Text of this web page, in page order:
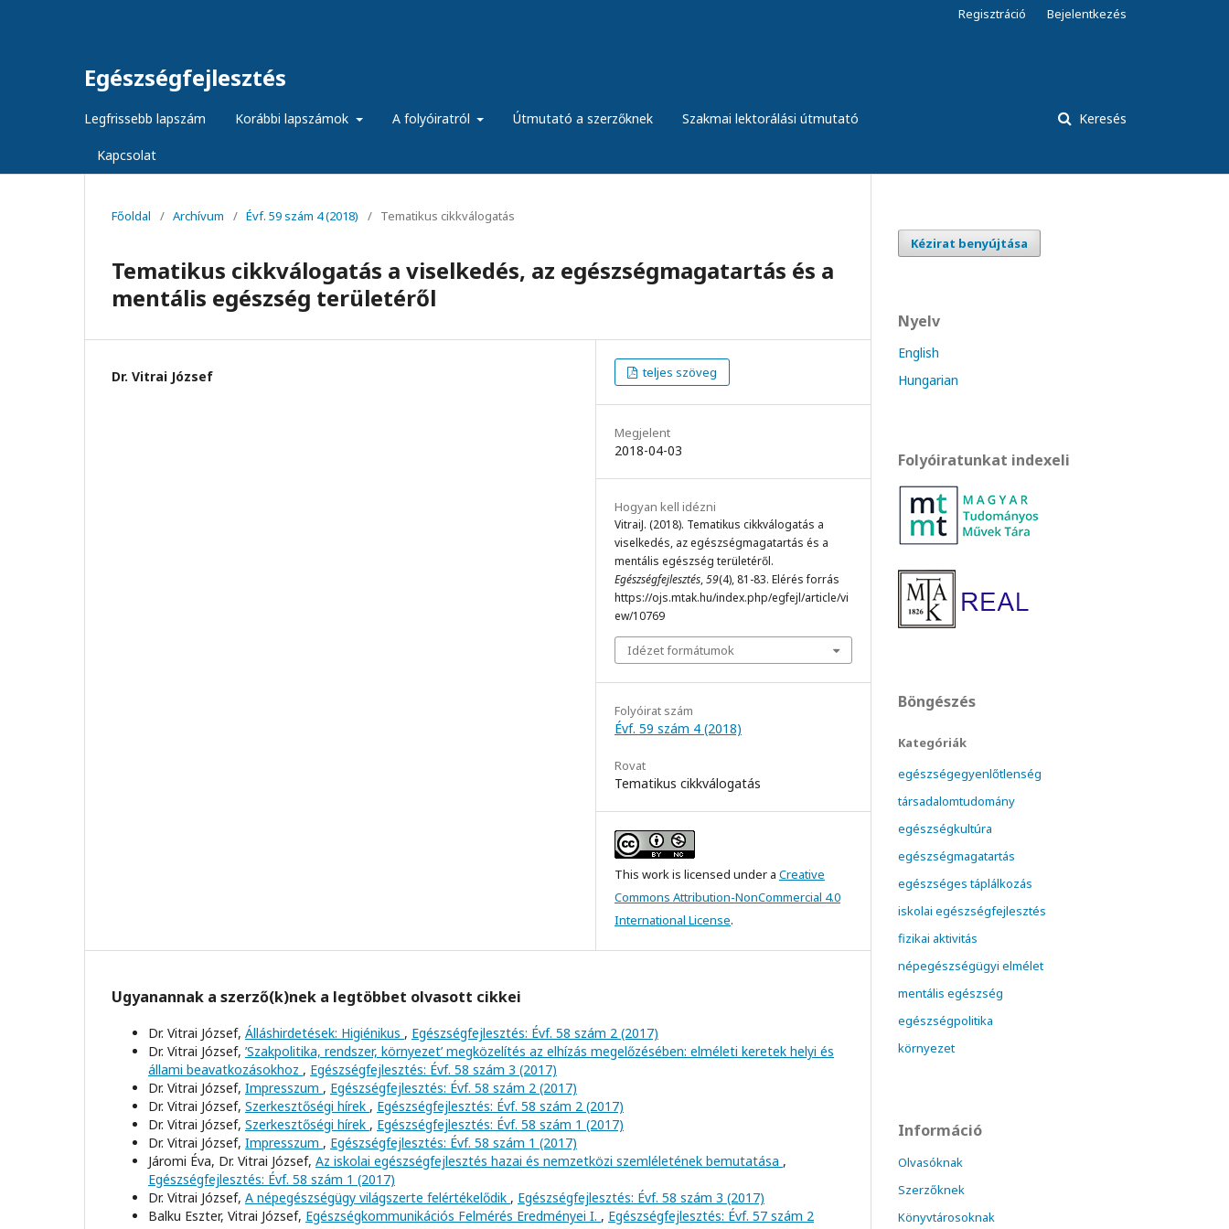
Egészségfejlesztés
Legfrissebb lapszám Korábbi lapszámok A folyóiratról Útmutató a szerzőknek Szakmai lektorálási útmutató
Kapcsolat
Keresés
Regisztráció Bejelentkezés
Főoldal / Archívum / Évf. 59 szám 4 (2018) / Tematikus cikkválogatás
Tematikus cikkválogatás a viselkedés, az egészségmagatartás és a
mentális egészség területéről
Dr. Vitrai József teljes szöveg
Megjelent
2018-04-03
Hogyan kell idézni
VitraiJ. (2018). Tematikus cikkválogatás a
viselkedés, az egészségmagatartás és a
mentális egészség területéről.
Egészségfejlesztés,59(4), 81-83. Elérés forrás
https://ojs.mtak.hu/index.php/egfejl/article/vi
ew/10769
Idézet formátumok
Folyóirat szám
Évf. 59 szám 4 (2018)
Rovat
Tematikus cikkválogatás
This work is licensed under a Creative
Commons Attribution-NonCommercial 4.0
International License.
Ugyanannak a szerző(k)nek a legtöbbet olvasott cikkei
Dr. Vitrai József, Álláshirdetések: Higiénikus , Egészségfejlesztés: Évf. 58 szám 2 (2017)
Dr. Vitrai József, ’Szakpolitika, rendszer, környezet’ megközelítés az elhízás megelőzésében: elméleti keretek helyi és
állami beavatkozásokhoz , Egészségfejlesztés: Évf. 58 szám 3 (2017)
Dr. Vitrai József, Impresszum , Egészségfejlesztés: Évf. 58 szám 2 (2017)
Dr. Vitrai József, Szerkesztőségi hírek , Egészségfejlesztés: Évf. 58 szám 2 (2017)
Dr. Vitrai József, Szerkesztőségi hírek , Egészségfejlesztés: Évf. 58 szám 1 (2017)
Dr. Vitrai József, Impresszum , Egészségfejlesztés: Évf. 58 szám 1 (2017)
Járomi Éva, Dr. Vitrai József, Az iskolai egészségfejlesztés hazai és nemzetközi szemléletének bemutatása ,
Egészségfejlesztés: Évf. 58 szám 1 (2017)
Dr. Vitrai József, A népegészségügy világszerte felértékelődik , Egészségfejlesztés: Évf. 58 szám 3 (2017)
Balku Eszter, Vitrai József, Egészségkommunikációs Felmérés Eredményei I. , Egészségfejlesztés: Évf. 57 szám 2
Kézirat benyújtása
Nyelv
English
Hungarian
Folyóiratunkat indexeli
Böngészés
Kategóriák
egészségegyenlőtlenség
társadalomtudomány
egészségkultúra
egészségmagatartás
egészséges táplálkozás
iskolai egészségfejlesztés
fizikai aktivitás
népegészségügyi elmélet
mentális egészség
egészségpolitika
környezet
Információ
Olvasóknak
Szerzőknek
Könyvtárosoknak